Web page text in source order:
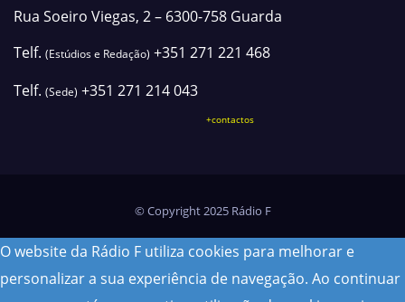
Rua Soeiro Viegas, 2 – 6300-758 Guarda
Telf. (Estúdios e Redação) +351 271 221 468
Telf. (Sede) +351 271 214 043
+contactos
© Copyright 2025 Rádio F
O website da Rádio F utiliza cookies para melhorar e
personalizar a sua experiência de navegação. Ao continuar